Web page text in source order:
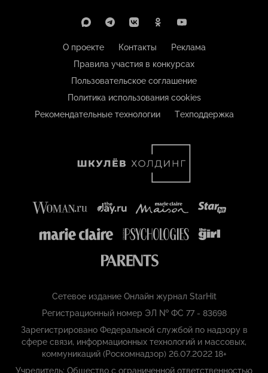
О проекте Контакты
Реклама
Правила участия в конкурсах
Пользовательское соглашение
Политика использования cookies
Рекомендательные технологии
Техподдержка
Сетевое издание Онлайн журнал StarHit
Регистрационный номер ЭЛ № ФС 77 - 83698
Зарегистрировано Федеральной службой по надзору в
сфере связи, информационных технологий и массовых,
коммуникаций (Роскомнадзор) 26.07.2022 18+
Учредитель: Общество с ограниченной ответственностью